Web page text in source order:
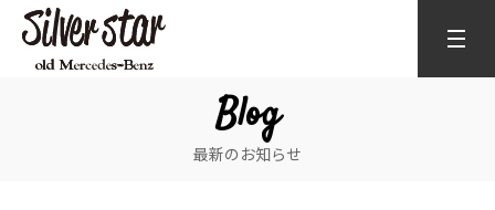
Blog
最新のお知らせ